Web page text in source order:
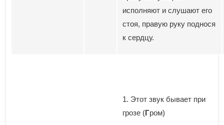
исполняют и слушают его
стоя, правую руку поднося
к сердцу.
1. Этот звук бывает при
грозе (Гром)